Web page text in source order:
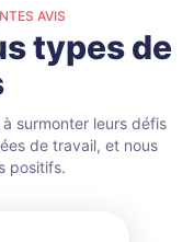
AVIS
types de
surmonter leurs défis
de travail, et nous
positifs.